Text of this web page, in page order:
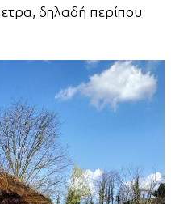
δηλαδή περίπου